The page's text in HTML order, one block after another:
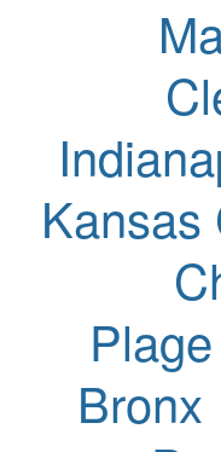
Kansas
Bronx